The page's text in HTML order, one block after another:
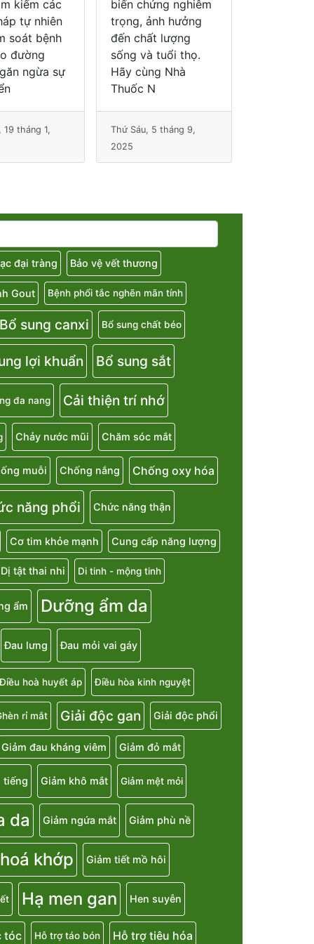
nghiêm
hưởng
lượng
tuổi thọ.
Nhà
5 tháng 9,
quận 10 và khu vực
lân cận Chương
trình “ Đo huyết áp,
đo canxi, chẩn
đoán loãng xương,
đo đường huyết m
Thứ Bảy, 16 tháng 3,
2024
đại tràng Bảo vệ vết thương
Gout Bệnh phổi tắc nghẽn mãn tính
Bổ sung canxi Bổ sung chất béo
lợi khuẩn Bổ sung sắt
đa nang Cải thiện trí nhớ
Chảy nước mũi Chăm sóc mắt
muỗi Chống nắng Chống oxy hóa
năng phổi Chức năng thận
Cơ tim khỏe mạnh Cung cấp năng lượng
Dị tật thai nhi Di tinh - mộng tinh
ẩm Dưỡng ẩm da
Đau lưng Đau mỏi vai gáy
Điều hoà huyết áp Điều hòa kinh nguyệt
rỉ mắt Giải độc gan Giải độc phổi
Giảm đau kháng viêm Giảm đỏ mắt
tiếng Giảm khô mắt Giảm mệt mỏi
da Giảm ngứa mắt Giảm phù nề
khớp Giảm tiết mồ hôi
Hạ men gan Hen suyễn
tóc Hỗ trợ táo bón Hỗ trợ tiêu hóa